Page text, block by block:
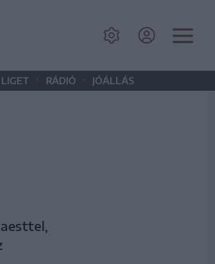
LIGET • RÁDIÓ • JÓÁLLÁS